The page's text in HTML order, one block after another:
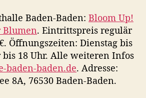
Baden-Baden: Bloom Up!
Blumen. Eintrittspreis regulär
Öffnungszeiten: Dienstag bis
bis 18 Uhr. Alle weiteren Infos
baden-baden.de. Adresse:
8A, 76530 Baden-Baden.